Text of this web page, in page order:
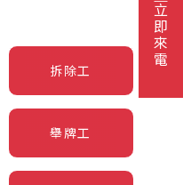
拆除工
舉牌工
立即來電